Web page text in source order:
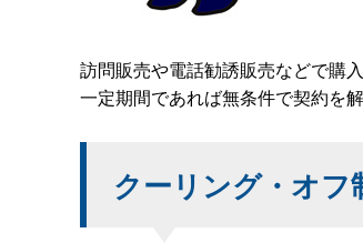
訪問販売や電話勧誘販売などで購
一定期間であれば無条件で契約を
クーリング・オフ